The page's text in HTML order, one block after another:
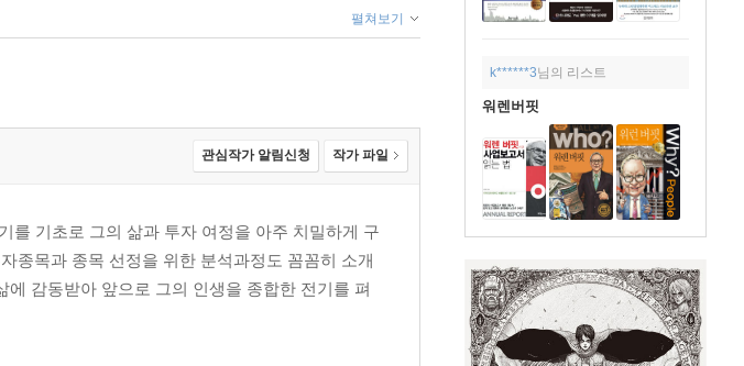
k******3님의 리스트
워렌버핏
펼쳐보기
관심작가 알림신청 작가 파일
를 기초로 그의 삶과 투자 여정을 아주 치밀하게 구
종목과 종목 선정을 위한 분석과정도 꼼꼼히 소개
감동받아 앞으로 그의 인생을 종합한 전기를 펴